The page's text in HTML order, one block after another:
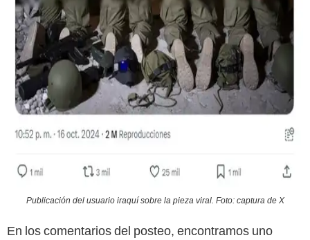
Publicación del usuario iraquí sobre la pieza viral. Foto: captura de X
En los comentarios del posteo, encontramos uno